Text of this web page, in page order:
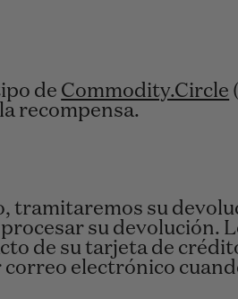
de Commodity.Circle
recompensa.
tramitaremos su
su devolución.
de su tarjeta de
electrónico